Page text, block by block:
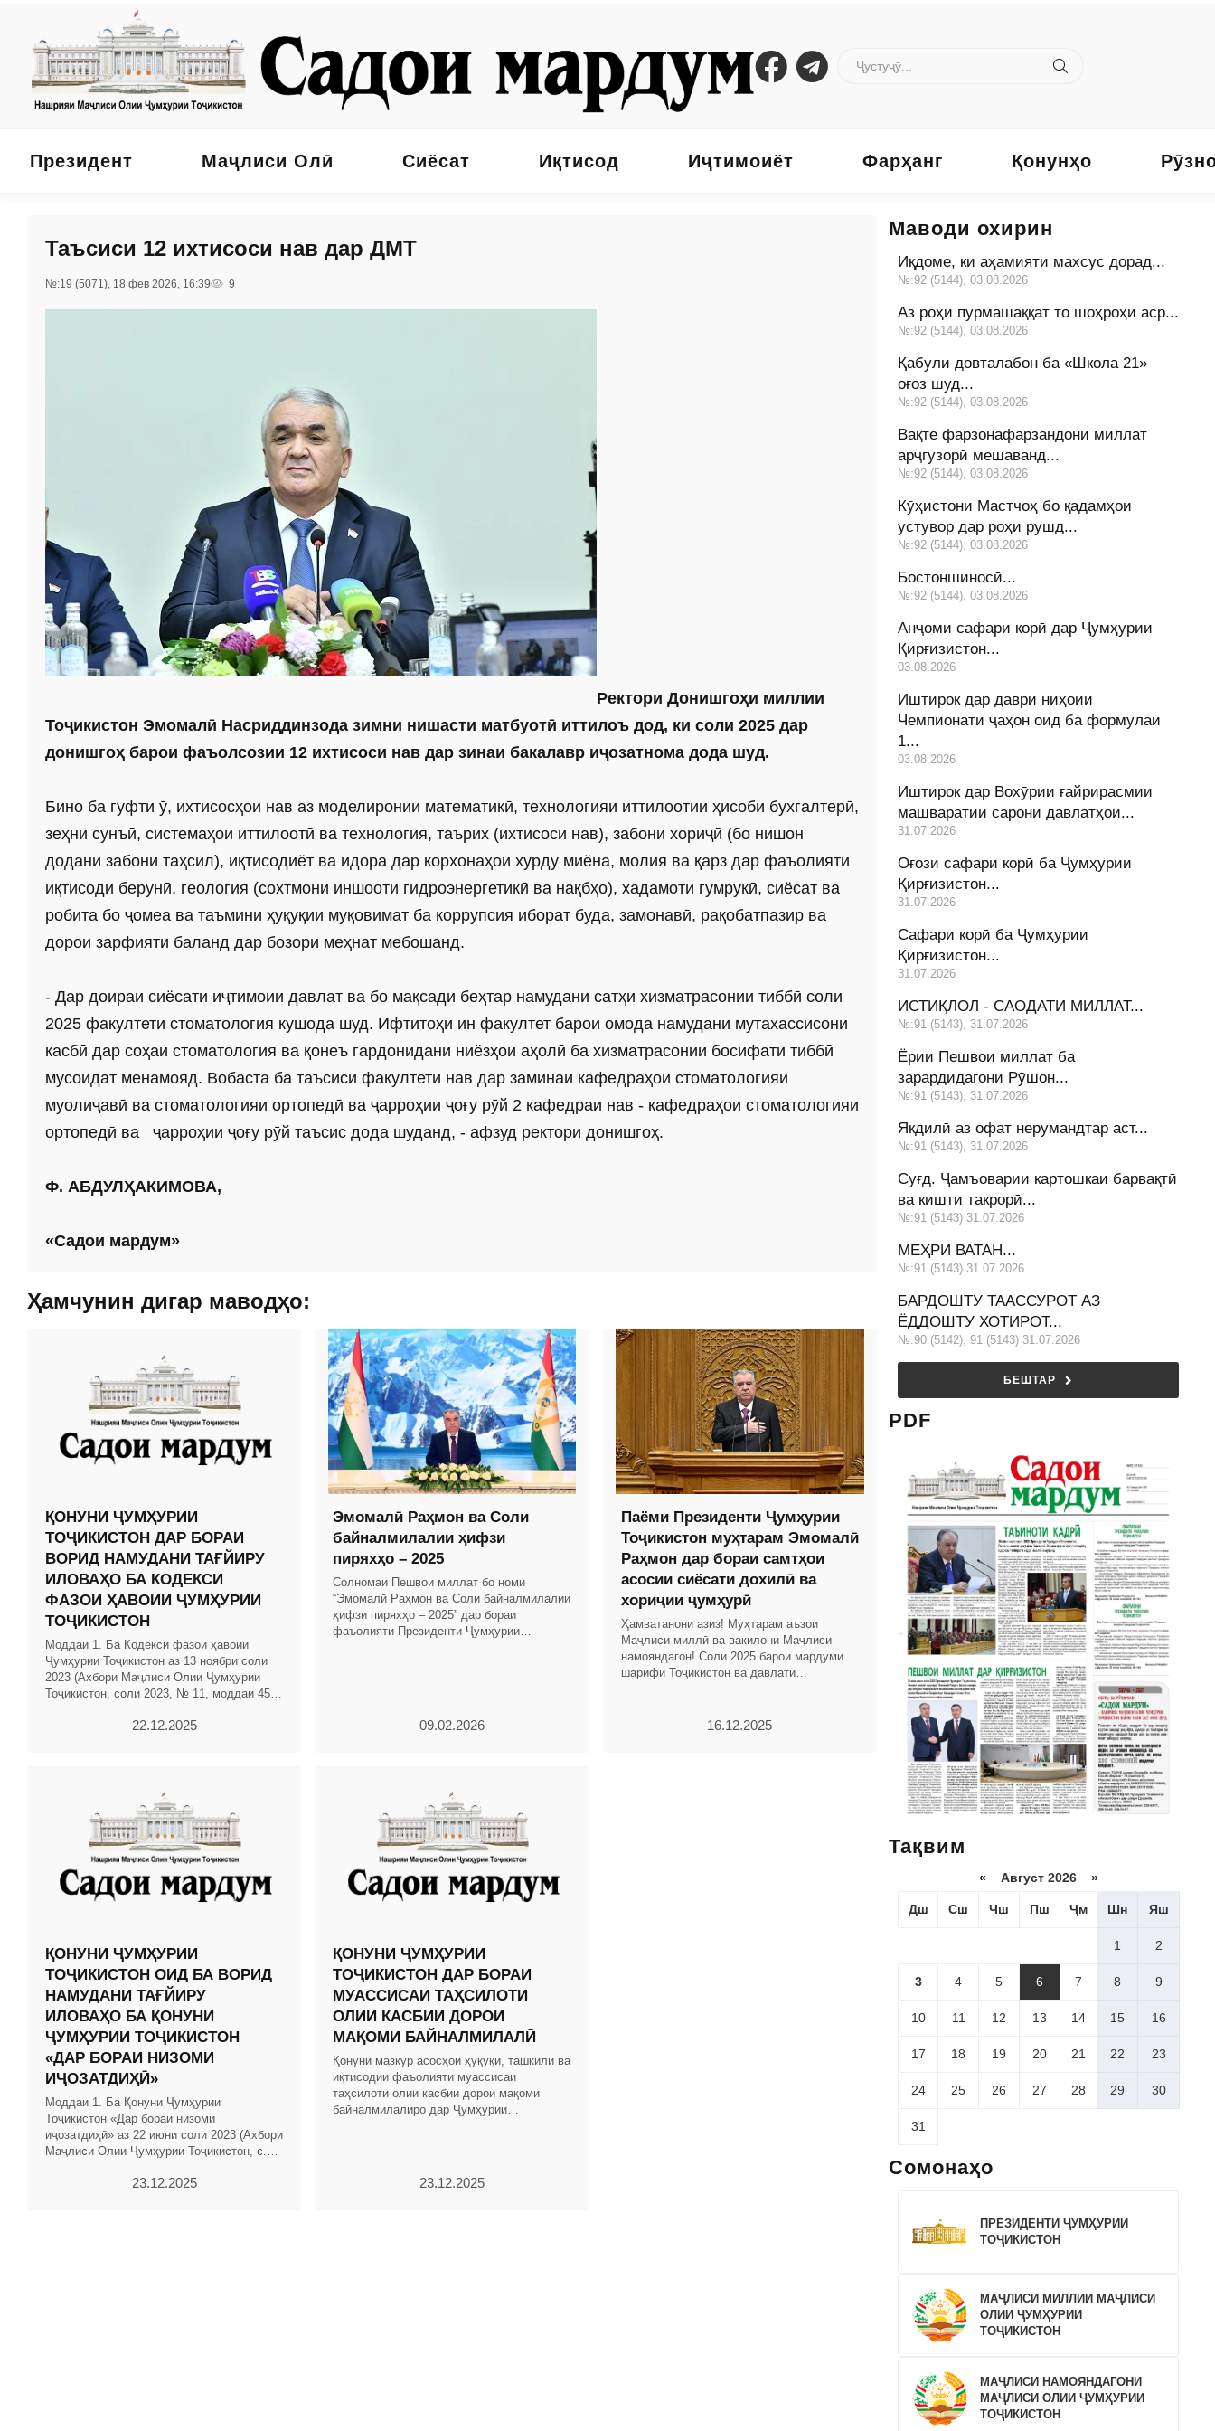
Президент Маҷлиси Олӣ Сиёсат Иқтисод Иҷтимоиёт Фарҳанг Қонунҳо
Таъсиси 12 ихтисоси нав дар ДМТ
№:19 (5071), 18 фев 2026, 16:39 9
Ректори Донишгоҳи миллии
Тоҷикис­тон Эмомалӣ Насриддинзода зимни нишасти матбуотӣ иттилоъ дод, ки соли 2025 дар
донишгоҳ барои фаъолсозии 12 ихтисоси нав дар зинаи бакалавр иҷозатнома дода шуд.
Бино ба гуфти ӯ, ихтисосҳои нав аз моделиронии математикӣ, технологияи иттилоотии ҳисоби бухгалтерӣ,
зеҳни сунъӣ, системаҳои иттилоотӣ ва технология, таърих (ихтисоси нав), забони хориҷӣ (бо нишон
додани забони таҳсил), иқтисодиёт ва идора дар корхонаҳои хурду миёна, молия ва қарз дар фаъолияти
иқтисоди берунӣ, геология (сохтмони иншооти гидроэнергетикӣ ва нақбҳо), хадамоти гумрукӣ, сиёсат ва
робита бо ҷомеа ва таъмини ҳуқуқии муқовимат ба коррупсия иборат буда, замонавӣ, рақобатпазир ва
дорои зарфияти баланд дар бозори меҳнат мебошанд.
- Дар доираи сиёсати иҷтимоии давлат ва бо мақсади беҳтар намудани сатҳи хизмат­расонии тиббӣ соли
2025 факултети стоматология кушода шуд. Ифтитоҳи ин факултет барои омода намудани мутахассисони
касбӣ дар соҳаи стоматология ва қонеъ гардонидани ниёзҳои аҳолӣ ба хизматрасонии босифати тиббӣ
мусоидат менамояд. Вобаста ба таъсиси факултети нав дар заминаи кафедраҳои стоматологияи
муолиҷавӣ ва стоматологияи ортопедӣ ва ҷарроҳии ҷоғу рӯй 2 кафедраи нав - кафедраҳои стоматологияи
ортопедӣ ва ҷарроҳии ҷоғу рӯй таъсис дода шуданд, - афзуд ректори донишгоҳ.
Ф. АБДУЛҲАКИМОВА,
«Садои мардум»
Ҳамчунин дигар маводҳо:
ҚОНУНИ ҶУМҲУРИИ
ТОҶИКИСТОН ДАР БОРАИ
ВОРИД НАМУДАНИ ТАҒЙИРУ
ИЛОВАҲО БА КОДЕКСИ
ФАЗОИ ҲАВОИИ ҶУМҲУРИИ
ТОҶИКИСТОН
Моддаи 1. Ба Кодекси фазои ҳавоии
Ҷумҳурии Тоҷикистон аз 13 ноябри соли
2023 (Ахбори Маҷлиси Олии Ҷумҳурии
Тоҷикистон, соли 2023, № 11, моддаи 456)
22.12.2025
Эмомалӣ Раҳмон ва Соли
байналмилалии ҳифзи
пиряхҳо – 2025
Солномаи Пешвои миллат бо номи
“Эмомалӣ Раҳмон ва Соли байналмилалии
ҳифзи пиряхҳо – 2025” дар бораи
фаъолияти Президенти Ҷумҳурии
09.02.2026
Паёми Президенти Ҷумҳурии
Тоҷикистон муҳтарам Эмомалӣ
Раҳмон дар бораи самтҳои
асосии сиёсати дохилӣ ва
хориҷии ҷумҳурӣ
Ҳамватанони азиз! Муҳтарам аъзои
Маҷлиси миллӣ ва вакилони Маҷлиси
намояндагон! Соли 2025 барои мардуми
шарифи Тоҷикистон ва давлати
16.12.2025
ҚОНУНИ ҶУМҲУРИИ
ТОҶИКИСТОН ОИД БА ВОРИД
НАМУДАНИ ТАҒЙИРУ
ИЛОВАҲО БА ҚОНУНИ
ҶУМҲУРИИ ТОҶИКИСТОН
«ДАР БОРАИ НИЗОМИ
ИҶОЗАТДИҲӢ»
Моддаи 1. Ба Қонуни Ҷумҳурии
Тоҷикистон «Дар бораи низоми
иҷозатдиҳӣ» аз 22 июни соли 2023 (Ахбори
Маҷлиси Олии Ҷумҳурии Тоҷикистон, с.
2024, №5-6, мод. 257;23.12.2025
ҚОНУНИ ҶУМҲУРИИ
ТОҶИКИСТОН ДАР БОРАИ
МУАССИСАИ ТАҲСИЛОТИ
ОЛИИ КАСБИИ ДОРОИ
МАҚОМИ БАЙНАЛМИЛАЛӢ
Қонуни мазкур асосҳои ҳуқуқӣ, ташкилӣ ва
иқтисодии фаъолияти муассисаи
таҳсилоти олии касбии дорои мақоми
байналмилалиро дар Ҷумҳурии
23.12.2025
Маводи охирин
Иқдоме, ки аҳамияти махсус дорад...
№:92 (5144), 03.08.2026
Аз роҳи пурмашаққат то шоҳроҳи аср...
№:92 (5144), 03.08.2026
Қабули довталабон ба «Школа 21»
оғоз шуд...
№:92 (5144), 03.08.2026
Вақте фарзонафарзандони миллат
арҷгузорӣ мешаванд...
№:92 (5144), 03.08.2026
Кӯҳистони Мастчоҳ бо қадамҳои
устувор дар роҳи рушд...
№:92 (5144), 03.08.2026
Бостоншиносӣ...
№:92 (5144), 03.08.2026
Анҷоми сафари корӣ дар Ҷумҳурии
Қирғизистон...
03.08.2026
Иштирок дар даври ниҳоии
Чемпионати ҷаҳон оид ба формулаи
1...
03.08.2026
Иштирок дар Вохӯрии ғайрирасмии
машваратии сарони давлатҳои...
31.07.2026
Оғози сафари корӣ ба Ҷумҳурии
Қирғизистон...
31.07.2026
Сафари корӣ ба Ҷумҳурии
Қирғизистон...
31.07.2026
ИСТИҚЛОЛ - САОДАТИ МИЛЛАТ...
№:91 (5143), 31.07.2026
Ёрии Пешвои миллат ба
зарардидагони Рӯшон...
№:91 (5143), 31.07.2026
Якдилӣ аз офат нерумандтар аст...
№:91 (5143), 31.07.2026
Суғд. Ҷамъоварии картошкаи барвақтӣ
ва кишти такрорӣ...
№:91 (5143) 31.07.2026
МЕҲРИ ВАТАН...
№:91 (5143) 31.07.2026
БАРДОШТУ ТААССУРОТ АЗ
ЁДДОШТУ ХОТИРОТ...
№:90 (5142), 91 (5143) 31.07.2026
БЕШТАР
PDF
Тақвим
« Август 2026 »
Дш Сш Чш Пш Ҷм Шн Яш
1 2
3 4 5 6 7 8 9
10 11 12 13 14 15 16
17 18 19 20 21 22 23
24 25 26 27 28 29 30
31
Сомонаҳо
ПРЕЗИДЕНТИ ҶУМҲУРИИ
ТОҶИКИСТОН
МАҶЛИСИ МИЛЛИИ МАҶЛИСИ
ОЛИИ ҶУМҲУРИИ
ТОҶИКИСТОН
МАҶЛИСИ НАМОЯНДАГОНИ
МАҶЛИСИ ОЛИИ ҶУМҲУРИИ
ТОҶИКИСТОН